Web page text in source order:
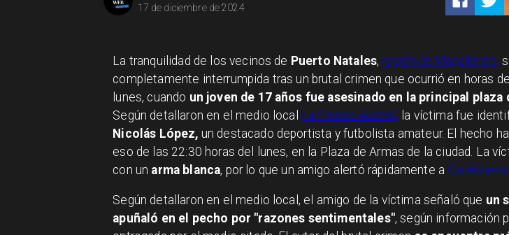
17 de diciembre de 2024
La tranquilidad de los vecinos de Puerto Natales, región de Magallanes,
completamente interrumpida tras un brutal crimen que ocurrió en horas
lunes, cuando un joven de 17 años fue asesinado en la principal plaza
Según detallaron en el medio local La Prensa Austral, la víctima fue
Nicolás López, un destacado deportista y futbolista amateur. El hecho
eso de las 22:30 horas del lunes, en la Plaza de Armas de la ciudad. La
con un arma blanca, por lo que un amigo alertó rápidamente a
Según detallaron en el medio local, el amigo de la víctima señaló que un
apuñaló en el pecho por "razones sentimentales", según información